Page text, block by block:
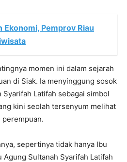
Ekonomi, Pemprov Riau
momen ini dalam sejarah
di Siak. Ia menyinggung sosok
Latifah sebagai simbol
kini seolah tersenyum melihat
sepertinya tidak hanya Ibu
Sultanah Syarifah Latifah